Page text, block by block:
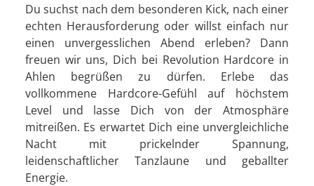
Du suchst nach dem besonderen Kick, nach einer
echten Herausforderung oder willst einfach nur
einen unvergesslichen Abend erleben? Dann
freuen wir uns, Dich bei Revolution Hardcore in
Ahlen begrüßen zu dürfen. Erlebe das
vollkommene Hardcore-Gefühl auf höchstem
Level und lasse Dich von der Atmosphäre
mitreißen. Es erwartet Dich eine unvergleichliche
Nacht mit prickelnder Spannung,
leidenschaftlicher Tanzlaune und geballter
Energie.